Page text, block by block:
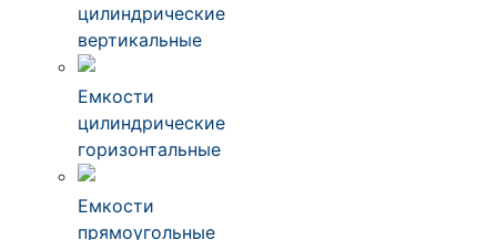
цилиндрические
вертикальные
Емкости
цилиндрические
горизонтальные
Емкости
прямоугольные